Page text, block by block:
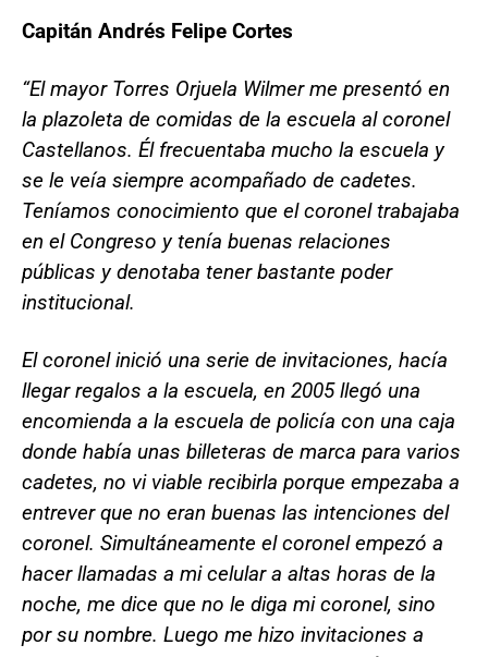
Capitán Andrés Felipe Cortes
“El mayor Torres Orjuela Wilmer me presentó en
la plazoleta de comidas de la escuela al coronel
Castellanos. Él frecuentaba mucho la escuela y
se le veía siempre acompañado de cadetes.
Teníamos conocimiento que el coronel trabajaba
en el Congreso y tenía buenas relaciones
públicas y denotaba tener bastante poder
institucional.
El coronel inició una serie de invitaciones, hacía
llegar regalos a la escuela, en 2005 llegó una
encomienda a la escuela de policía con una caja
donde había unas billeteras de marca para varios
cadetes, no vi viable recibirla porque empezaba a
entrever que no eran buenas las intenciones del
coronel. Simultáneamente el coronel empezó a
hacer llamadas a mi celular a altas horas de la
noche, me dice que no le diga mi coronel, sino
por su nombre. Luego me hizo invitaciones a